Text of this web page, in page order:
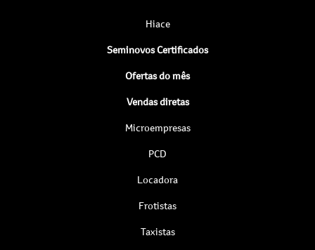
Hiace
Seminovos Certificados
Ofertas do mês
Vendas diretas
Microempresas
PCD
Locadora
Frotistas
Taxistas